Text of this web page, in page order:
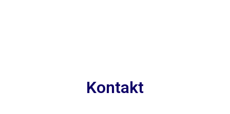
Kontakt